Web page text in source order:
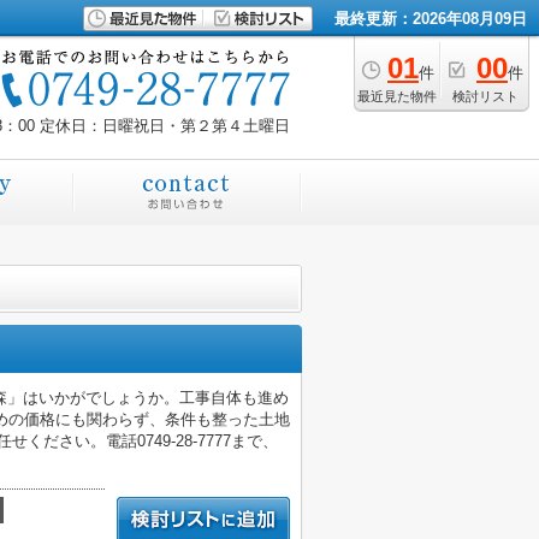
最終更新：2026年08月09日
01件
最近見た物件
00件
検討リスト
00 定休日：日曜祝日・第２第４土曜日
はいかがでしょうか。工事自体も進め
価格にも関わらず、条件も整った土地
ください。電話0749-28-7777まで、